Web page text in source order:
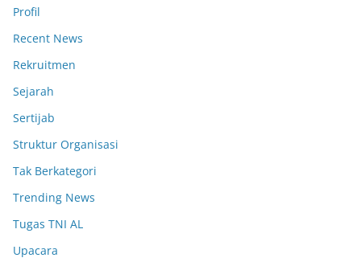
Profil
Recent News
Rekruitmen
Sejarah
Sertijab
Struktur Organisasi
Tak Berkategori
Trending News
Tugas TNI AL
Upacara